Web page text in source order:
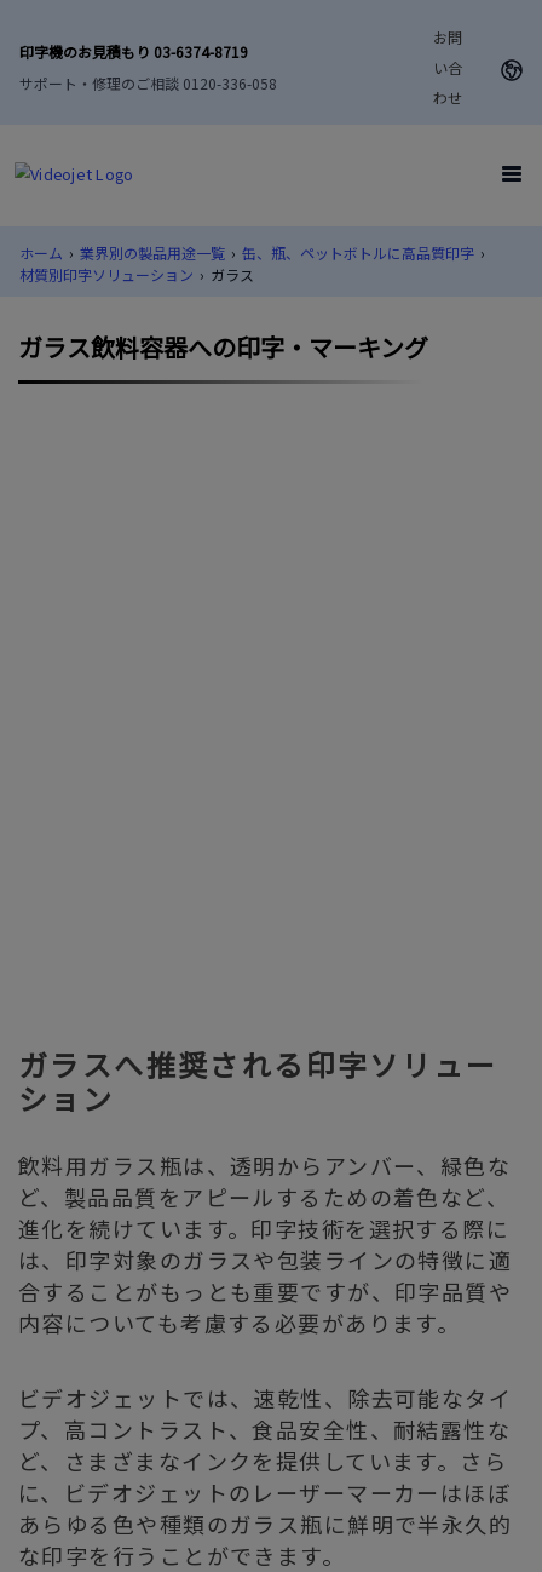
印字機のお見積もり 03-6374-8719
サポート・修理のご相談 0120-336-058
お問
い合
わせ
ホーム › 業界別の製品用途一覧 › 缶、瓶、ペットボトルに高品質印字 ›
材質別印字ソリューション › ガラス
ガラス飲料容器への印字・マーキング
ガラスへ推奨される印字ソリュー
ション
飲料用ガラス瓶は、透明からアンバー、緑色な
ど、製品品質をアピールするための着色など、
進化を続けています。印字技術を選択する際に
は、印字対象のガラスや包装ラインの特徴に適
合することがもっとも重要ですが、印字品質や
内容についても考慮する必要があります。
ビデオジェットでは、速乾性、除去可能なタイ
プ、高コントラスト、食品安全性、耐結露性な
ど、さまざまなインクを提供しています。さら
に、ビデオジェットのレーザーマーカーはほぼ
あらゆる色や種類のガラス瓶に鮮明で半永久的
な印字を行うことができます。